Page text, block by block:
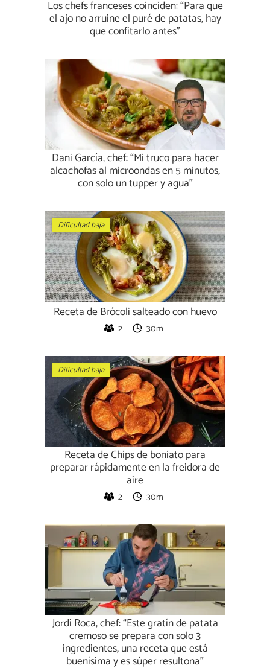
Los chefs franceses coinciden: “Para que
el ajo no arruine el puré de patatas, hay
que confitarlo antes”
Dani García, chef: “Mi truco para hacer
alcachofas al microondas en 5 minutos,
con solo un tupper y agua”
Dificultad baja
Receta de Brócoli salteado con huevo
2 30m
Dificultad baja
Receta de Chips de boniato para
preparar rápidamente en la freidora de
aire
2 30m
Jordi Roca, chef: “Este gratín de patata
cremoso se prepara con solo 3
ingredientes, una receta que está
buenísima y es súper resultona”